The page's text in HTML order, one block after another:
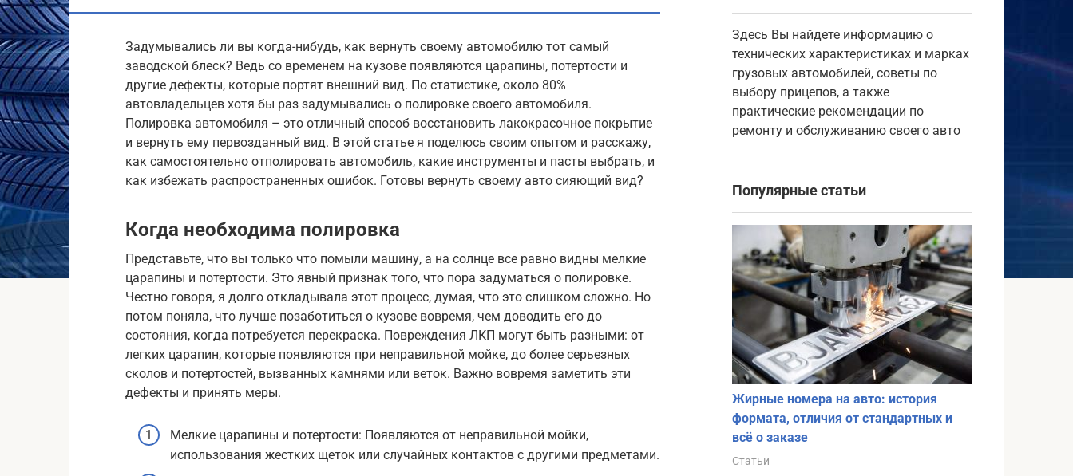
Задумывались ли вы когда-нибудь, как вернуть своему автомобилю тот самый
заводской блеск? Ведь со временем на кузове появляются царапины, потертости и
другие дефекты, которые портят внешний вид. По статистике, около 80%
автовладельцев хотя бы раз задумывались о полировке своего автомобиля.
Полировка автомобиля – это отличный способ восстановить лакокрасочное покрытие
и вернуть ему первозданный вид. В этой статье я поделюсь своим опытом и расскажу,
как самостоятельно отполировать автомобиль, какие инструменты и пасты выбрать, и
как избежать распространенных ошибок. Готовы вернуть своему авто сияющий вид?
Когда необходима полировка
Представьте, что вы только что помыли машину, а на солнце все равно видны мелкие
царапины и потертости. Это явный признак того, что пора задуматься о полировке.
Честно говоря, я долго откладывала этот процесс, думая, что это слишком сложно. Но
потом поняла, что лучше позаботиться о кузове вовремя, чем доводить его до
состояния, когда потребуется перекраска. Повреждения ЛКП могут быть разными: от
легких царапин, которые появляются при неправильной мойке, до более серьезных
сколов и потертостей, вызванных камнями или веток. Важно вовремя заметить эти
дефекты и принять меры.
Мелкие царапины и потертости: Появляются от неправильной мойки,
использования жестких щеток или случайных контактов с другими предметами.
Здесь Вы найдете информацию о
технических характеристиках и марках
грузовых автомобилей, советы по
выбору прицепов, а также
практические рекомендации по
ремонту и обслуживанию своего авто
Популярные статьи
Жирные номера на авто: история
формата, отличия от стандартных и
всё о заказе
Статьи